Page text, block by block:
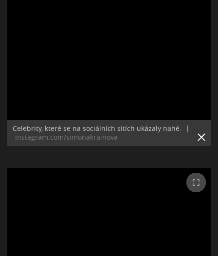
Celebrity, které se na sociálních sítích ukázaly nahé.
|
instagram.com/simonakrainova